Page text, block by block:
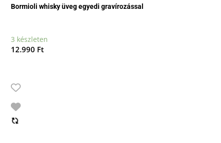
Bormioli whisky üveg egyedi gravírozással
3 készleten
12.990 Ft